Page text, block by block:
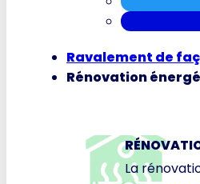
Ravalement de
Rénovation
La